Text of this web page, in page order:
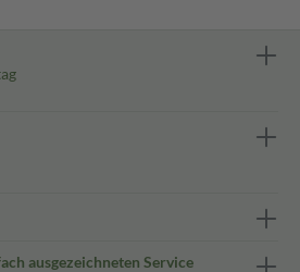
ausgezeichneten Service